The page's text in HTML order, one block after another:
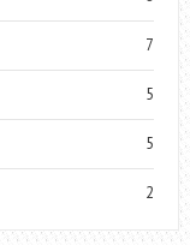
7
5
5
2